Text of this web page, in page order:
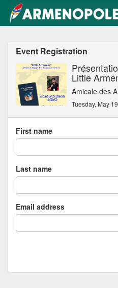
Event Registration
Little
Amicale des
Tuesday, May
First name
Last name
Email address